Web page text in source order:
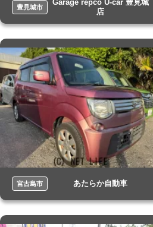
豊見城市
Garage repco U-car 豊見城
店
宮古島市 あたらか自動車